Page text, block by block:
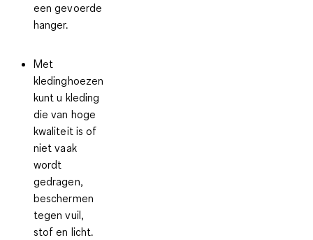
een gevoerde
hanger.
Met
kledinghoezen
kunt u kleding
die van hoge
kwaliteit is of
niet vaak
wordt
gedragen,
beschermen
tegen vuil,
stof en licht.